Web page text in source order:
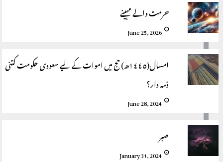
حرمت والے مہینے
June 25, 2026
امسال(١٤٤٥ھ) حج میں اموات کے لیے سعودی حکومت کتنی
ذمہ دار؟
June 28, 2024
صبر
January 31, 2024